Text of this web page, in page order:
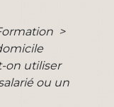
>
on utiliser
ou un